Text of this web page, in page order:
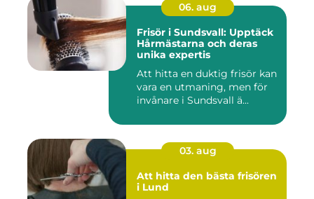
06. aug
Frisör i Sundsvall: Upptäck
Hårmästarna och deras
unika expertis
Att hitta en duktig frisör kan
vara en utmaning, men för
invånare i Sundsvall ä...
03. aug
Att hitta den bästa frisören
i Lund